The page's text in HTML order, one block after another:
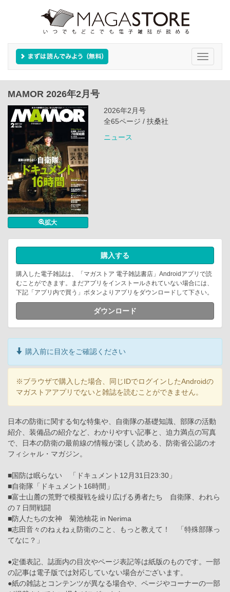
Toggle
MAMOR 2026年2月号
拡大
2026年2月号
全65ページ / 扶桑社
ニュース
購入する
購入した電子雑誌は、「マガストア 電子雑誌書店」Androidアプリで読
むことができます。まだアプリをインストールされていない場合には、
下記「アプリ内で買う」ボタンよりアプリをダウンロードして下さい。
ダウンロード
購入前に目次をご確認ください
※ブラウザで購入した場合、同じIDでログインしたAndroidの
マガストアアプリでないと雑誌を読むことができません。
日本の防衛に関する旬な特集や、自衛隊の基礎知識、部隊の活動
紹介、装備品の紹介など、わかりやすい記事と、迫力満点の写真
で、日本の防衛の最前線の情報が楽しく読める、防衛省公認のオ
フィシャル・マガジン。
■国防は眠らない 「ドキュメント12月31日23:30」
■自衛隊「ドキュメント16時間」
■富士山麓の荒野で模擬戦を繰り広げる勇者たち 自衛隊、われら
の７日間戦闘
■防人たちの女神 菊池柚花 in Nerima
■志田音々のねぇねぇ防衛のこと、もっと教えて！ 「特殊部隊っ
てなに？」
●定価表記、誌面内の目次やページ表記等は紙版のものです。一部
の記事は電子版では対応していない場合がございます。
●紙の雑誌とコンテンツが異なる場合や、ページやコーナーの一部